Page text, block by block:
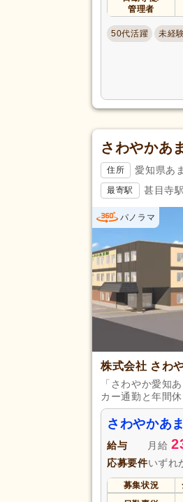
管理者
50代活躍 未経
さわやかあ
住所 愛知県あ
最寄駅 甚目寺
パノラマ
株式会社 さわ
「さわやか愛知
カー通勤と年間
さわやかあ
給与 月給
応募要件いずれ
募集状況